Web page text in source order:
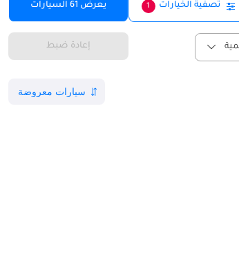
تصفية الخيارات 1 يعرض 61 السيارات
إعادة ضبط